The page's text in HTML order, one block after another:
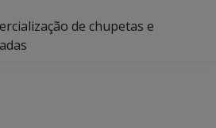
de chupetas e